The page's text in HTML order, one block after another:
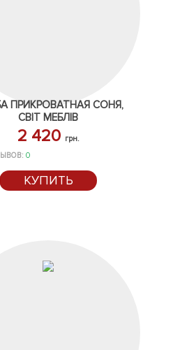
ПРИКРОВАТНАЯ СОНЯ,
СВІТ МЕБЛІВ
2 420 грн.
0
КУПИТЬ